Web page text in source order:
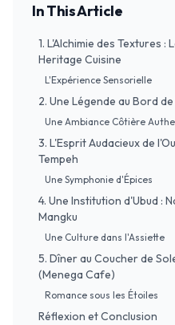
In This Article
1. L'Alchimie des Textures :
Heritage Cuisine
L'Expérience Sensorielle
2. Une Légende au Bord
Une Ambiance Côtière
3. L'Esprit Audacieux de
Tempeh
Une Symphonie d'Épices
4. Une Institution d'Ubud :
Mangku
Une Culture dans l'Assiette
5. Dîner au Coucher de
(Menega Cafe)
Romance sous les Étoiles
Réflexion et Conclusion